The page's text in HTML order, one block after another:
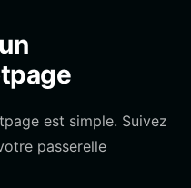
est simple. Suivez
passerelle